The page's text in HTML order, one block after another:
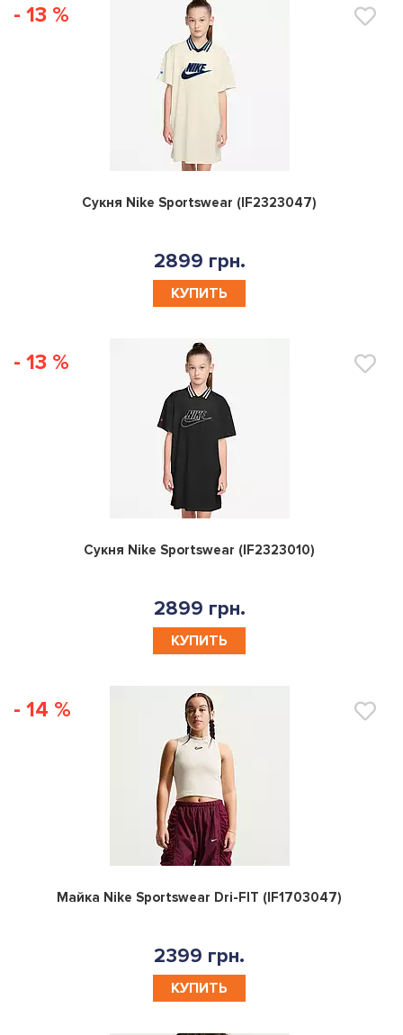
- 13 %
0
Сукня Nike Sportswear (IF2323047)
2899 грн.
КУПИТЬ
- 13 %
0
Сукня Nike Sportswear (IF2323010)
2899 грн.
КУПИТЬ
- 14 %
0
Майка Nike Sportswear Dri-FIT (IF1703047)
2399 грн.
КУПИТЬ